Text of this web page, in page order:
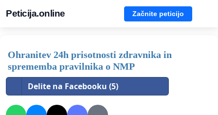
Peticija.online Začnite peticijo
Ohranitev 24h prisotnosti zdravnika in
sprememba pravilnika o NMP
Delite na Facebooku (5)